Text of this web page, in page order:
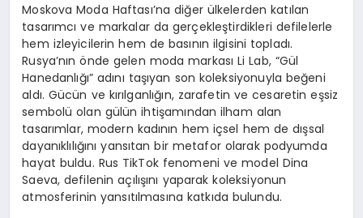
Moskova Moda Haftası’na diğer ülkelerden katılan
tasarımcı ve markalar da gerçekleştirdikleri defilelerle
hem izleyicilerin hem de basının ilgisini topladı.
Rusya’nın önde gelen moda markası Li Lab, “Gül
Hanedanlığı” adını taşıyan son koleksiyonuyla beğeni
aldı. Gücün ve kırılganlığın, zarafetin ve cesaretin eşsiz
sembolü olan gülün ihtişamından ilham alan
tasarımlar, modern kadının hem içsel hem de dışsal
dayanıklılığını yansıtan bir metafor olarak podyumda
hayat buldu. Rus TikTok fenomeni ve model Dina
Saeva, defilenin açılışını yaparak koleksiyonun
atmosferinin yansıtılmasına katkıda bulundu.